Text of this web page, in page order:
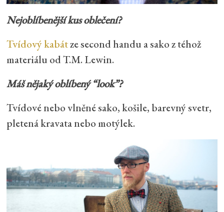
Nejoblíbenější kus oblečení?
Tvídový kabátze second handu a sako z téhož
materiálu od T.M. Lewin.
Máš nějaký oblíbený “look”?
Tvídové nebo vlněné sako, košile, barevný svetr,
pletená kravata nebo motýlek.